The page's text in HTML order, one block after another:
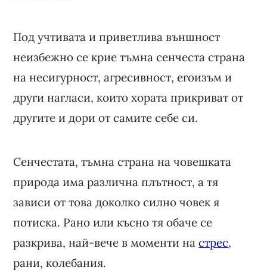
Под учтивата и приветлива външност
неизбежно се крие тъмна сенчеста страна
на несигурност, агресивност, егоизъм и
други нагласи, които хората прикриват от
другите и дори от самите себе си.
Сенчестата, тъмна страна на човешката
природа има различна плътност, а тя
зависи от това доколко силно човек я
потиска. Рано или късно тя обаче се
разкрива, най-вече в моменти настрес,
рани, колебания.